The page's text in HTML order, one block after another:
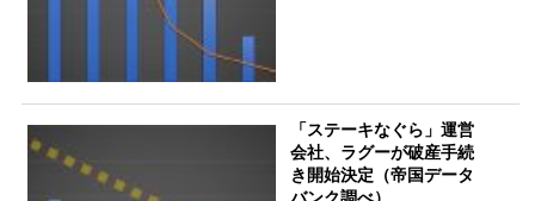
「ステーキなぐら」運営
会社、ラグーが破産手続
き開始決定（帝国データ